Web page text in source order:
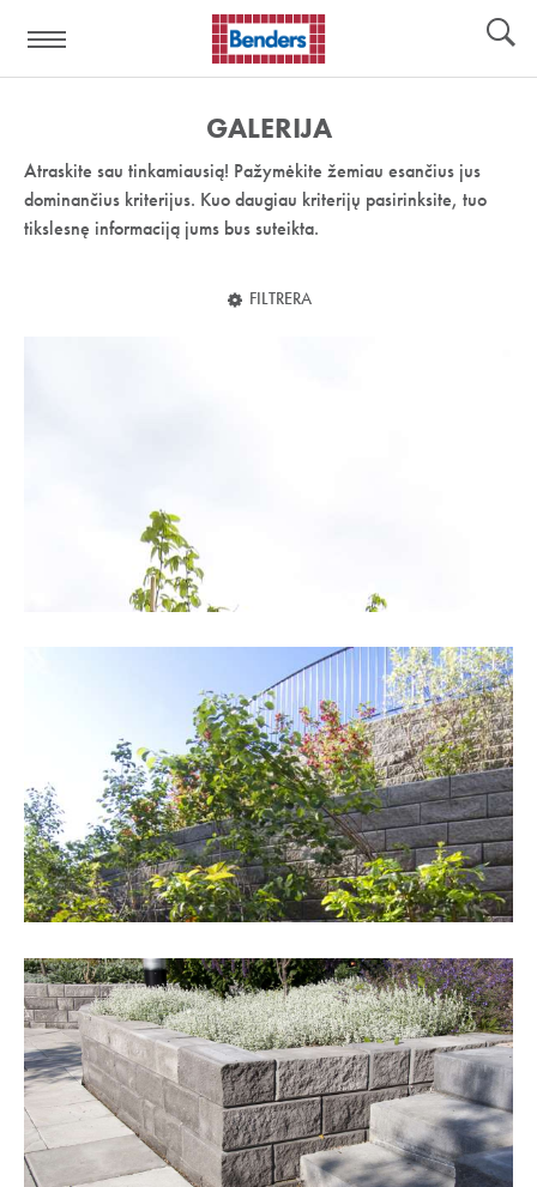
nuoroda:
GALERIJA
Atraskite sau tinkamiausią! Pažymėkite žemiau esančius jus
dominančius kriterijus. Kuo daugiau kriterijų pasirinksite, tuo
tikslesnę informaciją jums bus suteikta.
FILTRERA